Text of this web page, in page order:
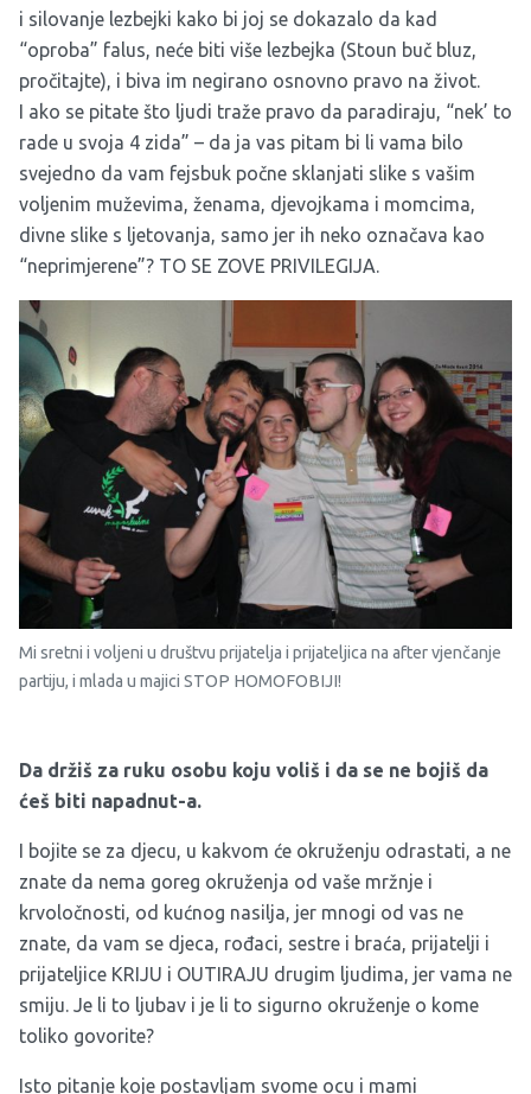
i silovanje lezbejki kako bi joj se dokazalo da kad
“oproba” falus, neće biti više lezbejka (Stoun buč bluz,
pročitajte), i biva im negirano osnovno pravo na život.
I ako se pitate što ljudi traže pravo da paradiraju, “nek’ to
rade u svoja 4 zida” – da ja vas pitam bi li vama bilo
svejedno da vam fejsbuk počne sklanjati slike s vašim
voljenim muževima, ženama, djevojkama i momcima,
divne slike s ljetovanja, samo jer ih neko označava kao
“neprimjerene”? TO SE ZOVE PRIVILEGIJA.
Mi sretni i voljeni u društvu prijatelja i prijateljica na after vjenčanje
partiju, i mlada u majici STOP HOMOFOBIJI!
Da držiš za ruku osobu koju voliš i da se ne bojiš da
ćeš biti napadnut-a.
I bojite se za djecu, u kakvom će okruženju odrastati, a ne
znate da nema goreg okruženja od vaše mržnje i
krvoločnosti, od kućnog nasilja, jer mnogi od vas ne
znate, da vam se djeca, rođaci, sestre i braća, prijatelji i
prijateljice KRIJU i OUTIRAJU drugim ljudima, jer vama ne
smiju. Je li to ljubav i je li to sigurno okruženje o kome
toliko govorite?
Isto pitanje koje postavljam svome ocu i mami